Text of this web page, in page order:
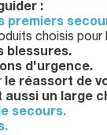
:
premiers
choisis pour
blessures.
d'urgence.
le réassort de
aussi un large
secours.